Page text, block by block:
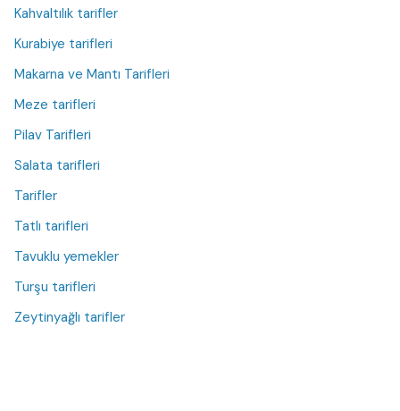
Kahvaltılık tarifler
Kurabiye tarifleri
Makarna ve Mantı Tarifleri
Meze tarifleri
Pilav Tarifleri
Salata tarifleri
Tarifler
Tatlı tarifleri
Tavuklu yemekler
Turşu tarifleri
Zeytinyağlı tarifler